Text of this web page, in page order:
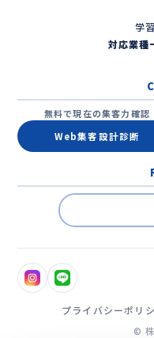
学
対応業種
無料で現在の集客力確認
Web集客設計診断
プライバシーポリ
©